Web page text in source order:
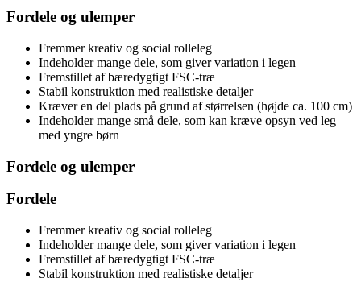
Fordele og ulemper
Fremmer kreativ og social rolleleg
Indeholder mange dele, som giver variation i legen
Fremstillet af bæredygtigt FSC-træ
Stabil konstruktion med realistiske detaljer
Kræver en del plads på grund af størrelsen (højde ca. 100 cm)
Indeholder mange små dele, som kan kræve opsyn ved leg
med yngre børn
Fordele og ulemper
Fordele
Fremmer kreativ og social rolleleg
Indeholder mange dele, som giver variation i legen
Fremstillet af bæredygtigt FSC-træ
Stabil konstruktion med realistiske detaljer